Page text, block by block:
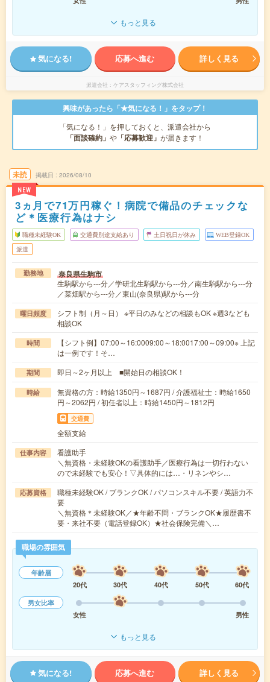
もっと見る
気になる! 応募へ進む 詳しく見る
派遣会社 ケアスタッフィング株式会社
興味があったら「★気になる！」をタップ！
「気になる！」を押しておくと、派遣会社から
「面談確約」 や 「応募歓迎」 が届きます！
未読
NEW
掲載日 2026/08/10
3ヵ月で71万円稼ぐ！病院で備品のチェックな
ど＊医療行為はナシ
職種未経験OK 交通費別途支給あり 土日祝日が休み WEB登録OK
派遣
勤務地 奈良県生駒市
生駒駅から---分／学研北生駒駅から---分／南生駒駅から---分
／菜畑駅から---分／東山(奈良県)駅から---分
曜日頻度
シフト制（月～日） ※平日のみなどの相談もOK ※週3なども
相談OK
時間
【シフト例】07:00～16:0009:00～18:0017:00～09:00※ 上記
は一例です！そ…
期間 即日～2ヶ月以上 ■開始日の相談OK！
時給
無資格の方：時給1350円～1687円 / 介護福祉士：時給1650
円～2062円 / 初任者以上：時給1450円～1812円
交通費
全額支給
仕事内容
看護助手
＼無資格・未経験OKの看護助手／医療行為は一切行わない
ので未経験でも安心！▽具体的には…・リネンやシ…
応募資格
職種未経験OK / ブランクOK / パソコンスキル不要 / 英語力不
要
＼無資格＊未経験OK／★年齢不問・ブランクOK★履歴書不
要・来社不要（電話登録OK）★社会保険完備＼…
職場の雰囲気
年齢層
20代
30代 40代 50代
60代
男女比率
女性
男性
もっと見る
気になる! 応募へ進む 詳しく見る